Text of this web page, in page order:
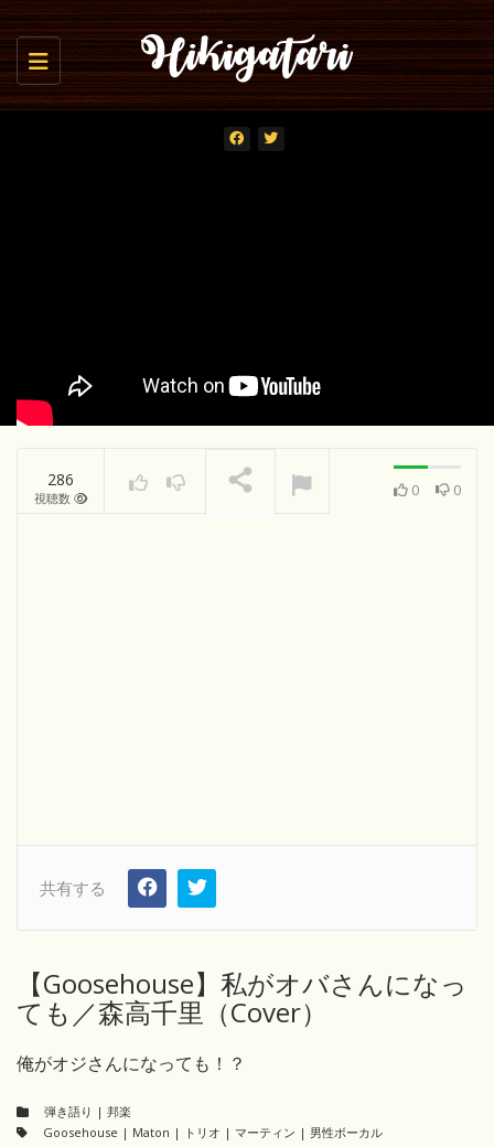
Toggle navigation
286
視聴数 0 0
共有する
【Goosehouse】私がオバさんになっ
ても／森高千里（Cover）
俺がオジさんになっても！？
弾き語り | 邦楽
Goosehouse | Maton | トリオ | マーティン | 男性ボーカル